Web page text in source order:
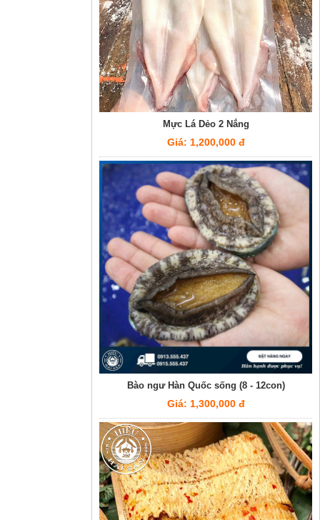
Mực Lá Dẻo 2 Nắng
Giá: 1,200,000 đ
Bào ngư Hàn Quốc sống (8 - 12con)
Giá: 1,300,000 đ